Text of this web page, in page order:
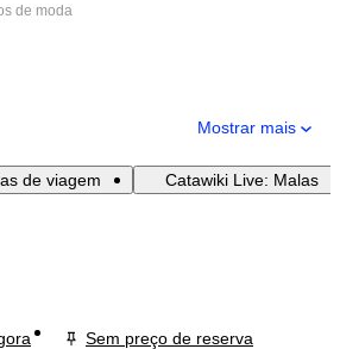
de moda
Mostrar mais
de viagem Catawiki Live: Malas
Sem preço de reserva